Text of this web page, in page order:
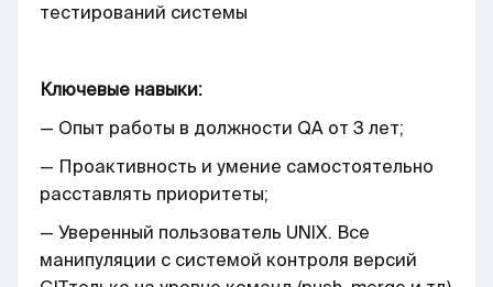
тестирований системы
Ключевые навыки:
— Опыт работы в должности QA от 3 лет;
— Проактивность и умение самостоятельно
расставлять приоритеты;
— Уверенный пользователь UNIX. Все
манипуляции с системой контроля версий